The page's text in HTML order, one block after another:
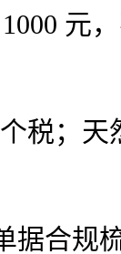
元
税；天
合规